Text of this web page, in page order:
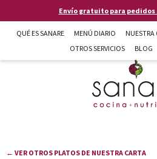
Pasar al contenido principal
Envío gratuito para pedidos
QUÉ ES SANARE MENÚ DIARIO NUESTRA
OTROS SERVICIOS
BLOG
Sanare cocina + nutrición en Almería
← VER OTROS PLATOS DE NUESTRA CARTA